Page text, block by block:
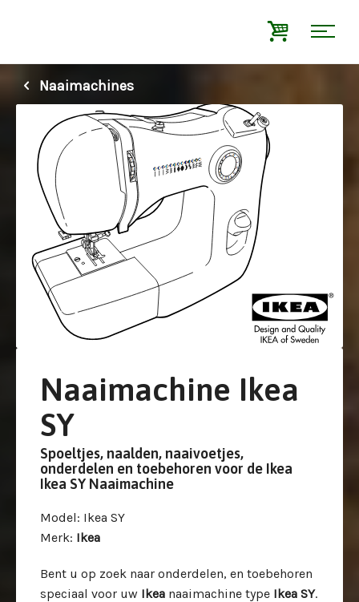
Naaimachines
Naaimachine Ikea
SY
Spoeltjes, naalden, naaivoetjes,
onderdelen en toebehoren voor de Ikea
Ikea SY Naaimachine
Model: Ikea SY
Merk: Ikea
Bent u op zoek naar onderdelen, en toebehoren
speciaal voor uw Ikea naaimachine type Ikea SY.